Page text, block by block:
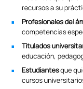
recursos a su
Profesionales del
competencias
Titulados
educación,
Estudiantesque
cursos